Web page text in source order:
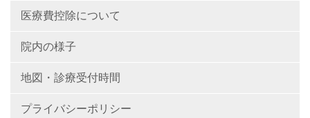
医療費控除について
院内の様子
地図・診療受付時間
プライバシーポリシー